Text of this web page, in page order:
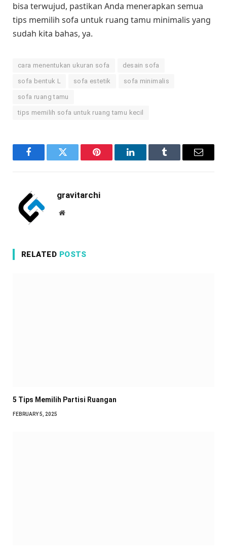
bisa terwujud, pastikan Anda menerapkan semua
tips memilih sofa untuk ruang tamu minimalis yang
sudah kita bahas, ya.
cara menentukan ukuran sofa desain sofa
sofa bentuk L sofa estetik sofa minimalis
sofa ruang tamu
tips memilih sofa untuk ruang tamu kecil
FacebookTwitter Pinterest LinkedInTumblr Email
gravitarchi
Website
RELATED POSTS
5 Tips Memilih Partisi Ruangan
FEBRUARY 5, 2025